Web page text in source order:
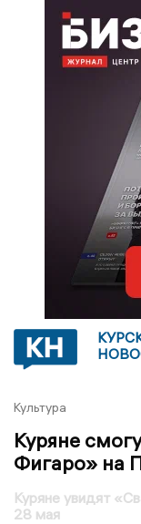
Культура
Куряне
Фигаро» на
Куряне увидят
28 мая